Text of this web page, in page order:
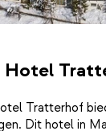
Hotel
Tratterhof
Dit hotel in